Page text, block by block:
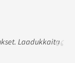
Laadukkaita